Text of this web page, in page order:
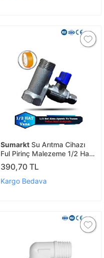
Sumarkt Su Arıtma Cihazı
Ful Pirinç Malezeme 1/2 Hat
Alma Aparatı Ve Hat Alma
Vanası (teflon Hediye)
390,70 TL
Kargo Bedava